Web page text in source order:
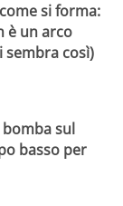
si forma:
è un arco
sembra così)
bomba sul
basso per